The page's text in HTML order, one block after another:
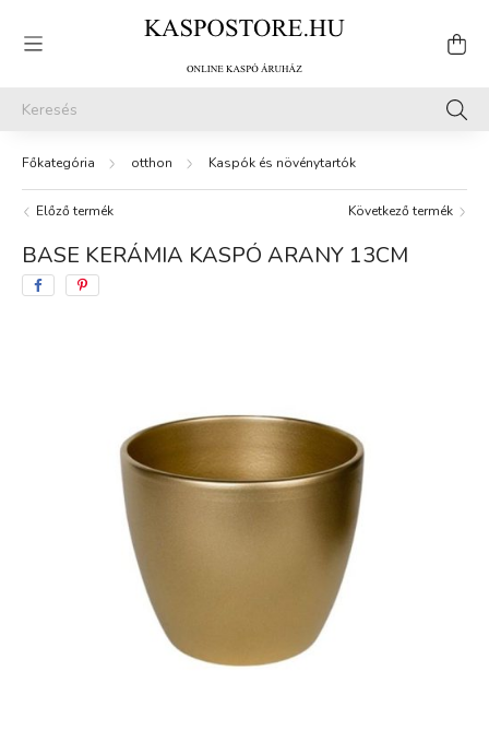
otthon Kaspók és növénytartók
Előző termék Következő termék
BASE KERÁMIA KASPÓ ARANY 13CM